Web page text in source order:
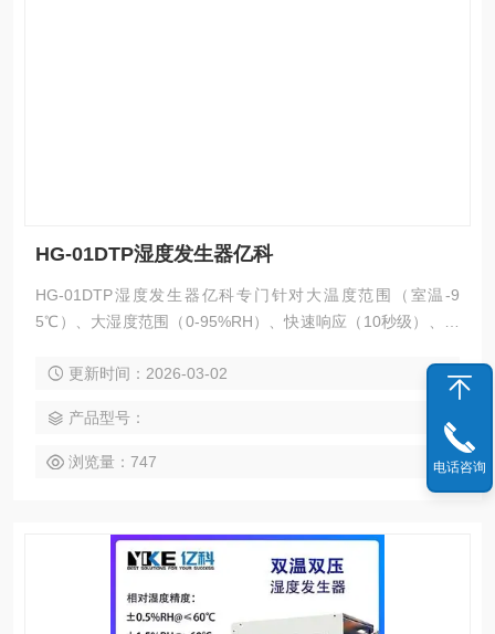
HG-01DTP湿度发生器亿科
HG-01DTP湿度发生器亿科专门针对大温度范围（室温-9
5℃）、大湿度范围（0-95%RH）、快速响应（10秒级）、稳
双温双压来发生湿度，但是在饱和器、分流控制算法、湿度和
更新时间：2026-03-02
产品型号：
浏览量：747 电话咨询